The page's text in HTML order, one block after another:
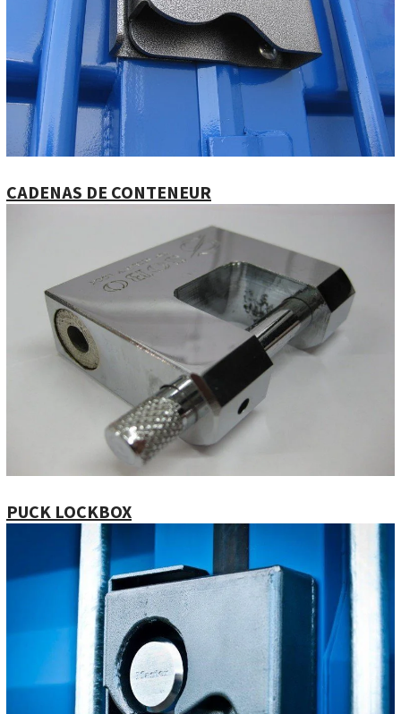
CADENAS DE CONTENEUR
PUCK LOCKBOX